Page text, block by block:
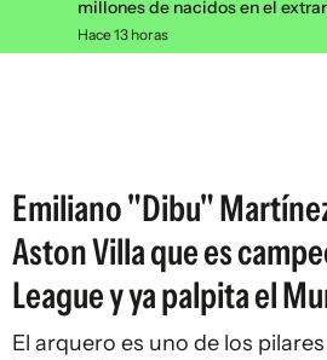
ESTADOS UNIDOS
millones de nacidos en el
Hace 13 horas
Emiliano "Dibu"
Aston Villa que es
League y ya palpita el
El arquero es uno de los